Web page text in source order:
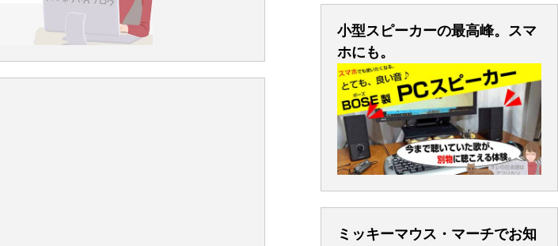
小型スピーカーの最高峰。スマ
ホにも。
ミッキーマウス・マーチでお知